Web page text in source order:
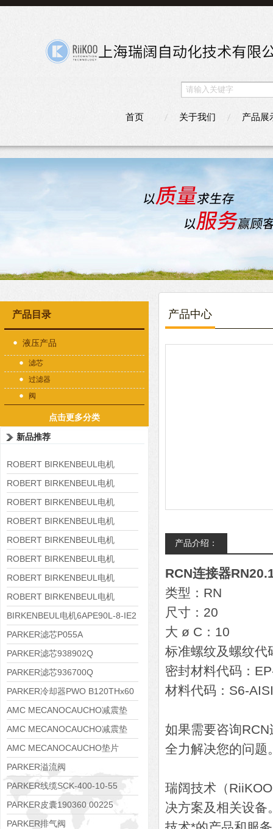
首页 关于我们 产品展
产品目录
液压产品
滤芯
过滤器
阀
点击更多分类
新品推荐
ROBERT BIRKENBEUL电机
8APE225M-4-IE3
ROBERT BIRKENBEUL电机
8APE180L-4 IE3
ROBERT BIRKENBEUL电机
8APE160M-6 IE3
ROBERT BIRKENBEUL电机
8APE160L-4-IE3
ROBERT BIRKENBEUL电机
8APE112M-6K-IE3
ROBERT BIRKENBEUL电机
8APE100L-2 IE3
ROBERT BIRKENBEUL电机
8APE90S-4 IE3
ROBERT BIRKENBEUL电机
8APE80M-2K-IE3
BIRKENBEUL电机6APE90L-8-IE2
PARKER滤芯P055A
PARKER滤芯938902Q
PARKER滤芯936700Q
PARKER冷却器PWO B120THx60
AMC MECANOCAUCHO减震垫
138552
AMC MECANOCAUCHO减震垫
138551
AMC MECANOCAUCHO垫片
608074
PARKER溢流阀
RE06M35W2N1KWXG087
PARKER线缆SCK-400-10-55
PARKER皮囊190360 00225
PARKER排气阀
产品中心
产品介绍：
RCN连接器
类型：RN
尺寸：20
大 ø C：10
标准螺纹及螺纹代
密封材料代码：
材料代码：S6-
如果需要咨询
全力解决您的问题
瑞阔技术（
决方案及相关设备